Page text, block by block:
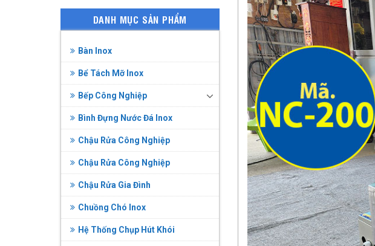
DANH MỤC SẢN PHẨM
Bàn Inox
Bể Tách Mỡ Inox
Bếp Công Nghiệp
Bình Đựng Nước Đá Inox
Chậu Rửa Công Nghiệp
Chậu Rửa Công Nghiệp
Chậu Rửa Gia Đình
Chuồng Chó Inox
Hệ Thống Chụp Hút Khói